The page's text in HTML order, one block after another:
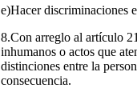
e)Hacer discriminaciones
8.Con arreglo al artículo
inhumanos o actos que
distinciones entre la
consecuencia.